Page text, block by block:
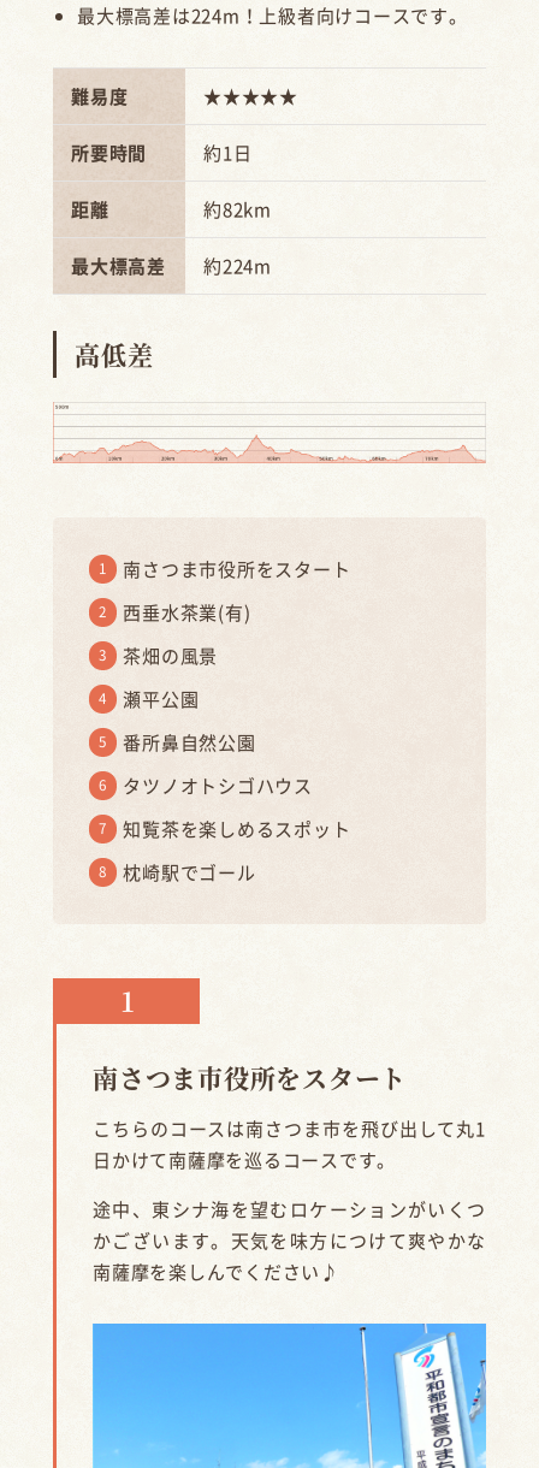
最大標高差は224m！上級者向けコースです。
難易度 ★★★★★
所要時間 約1日
距離 約82km
最大標高差 約224m
高低差
南さつま市役所をスタート
西垂水茶業(有)
茶畑の風景
瀬平公園
番所鼻自然公園
タツノオトシゴハウス
知覧茶を楽しめるスポット
枕崎駅でゴール
南さつま市役所をスタート
こちらのコースは南さつま市を飛び出して丸1
日かけて南薩摩を巡るコースです。
途中、東シナ海を望むロケーションがいくつ
かございます。天気を味方につけて爽やかな
南薩摩を楽しんでください♪